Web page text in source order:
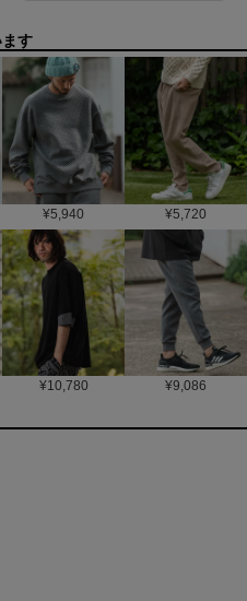
す
¥5,940 ¥5,720
¥10,780 ¥9,086